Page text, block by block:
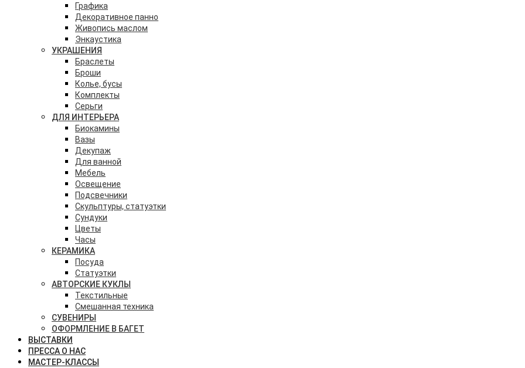
Графика
Декоративное панно
Живопись маслом
Энкаустика
УКРАШЕНИЯ
Браслеты
Броши
Колье, бусы
Комплекты
Серьги
ДЛЯ ИНТЕРЬЕРА
Биокамины
Вазы
Декупаж
Для ванной
Мебель
Освещение
Подсвечники
Скульптуры, статуэтки
Сундуки
Цветы
Часы
КЕРАМИКА
Посуда
Статуэтки
АВТОРСКИЕ КУКЛЫ
Текстильные
Смешанная техника
СУВЕНИРЫ
ОФОРМЛЕНИЕ В БАГЕТ
ВЫСТАВКИ
ПРЕССА О НАС
МАСТЕР-КЛАССЫ